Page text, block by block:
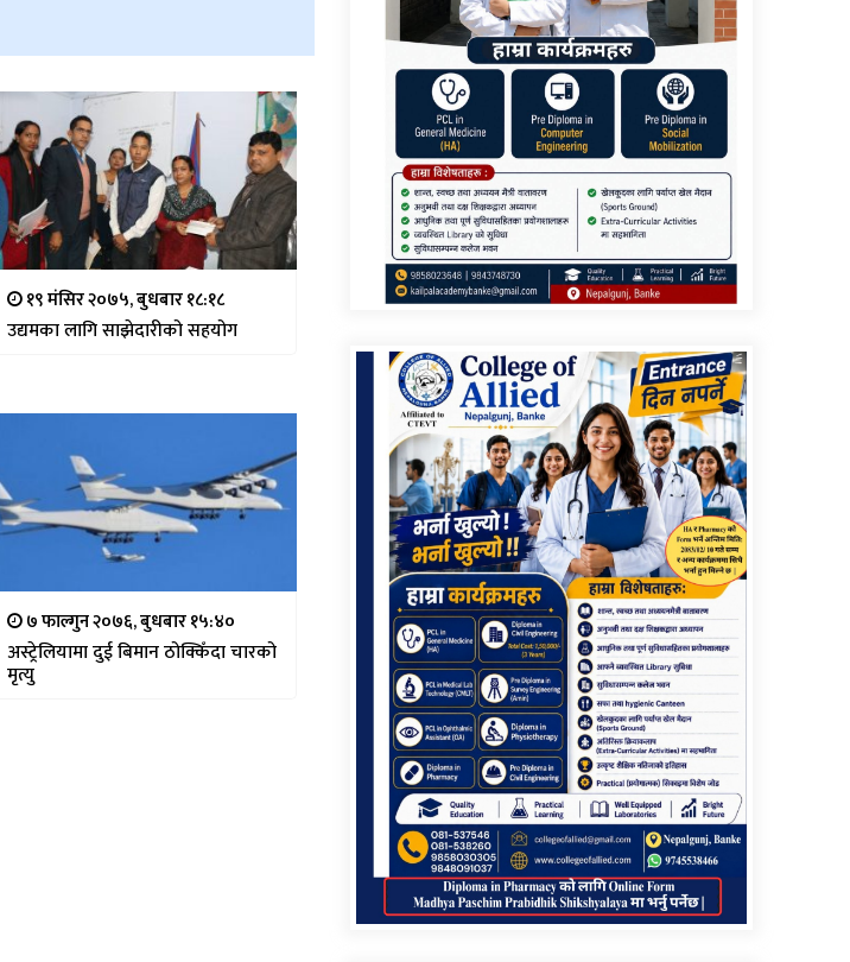
१९ मंसिर २०७५, बुधबार १८:१८
उद्यमका लागि साझेदारीको सहयोग
७ फाल्गुन २०७६, बुधबार १५:४०
अस्ट्रेलियामा दुई बिमान ठोक्किँदा चारको
मृत्यु